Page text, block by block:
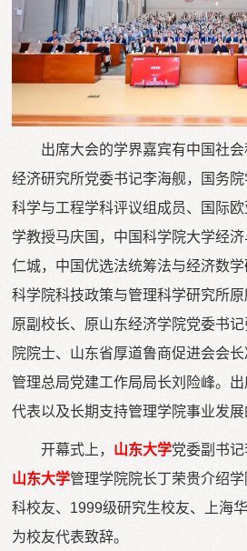
出席大会的学界嘉宾有中国社
经济研究所党委书记李海舰，国务
科学与工程学科评议组成员、国际
学教授马庆国，中国科学院大学经
仁城，中国优选法统筹法与经济数
科学院科技政策与管理科学研究所原
原副校长、原山东经济学院党委书
院院士、山东省厚道鲁商促进会会
管理总局党建工作局局长刘险峰。
代表以及长期支持管理学院事业发展
开幕式上， 山东大学党委副书记
山东大学管理学院院长丁荣贵介绍
科校友、1999级研究生校友、上海
为校友代表致辞。